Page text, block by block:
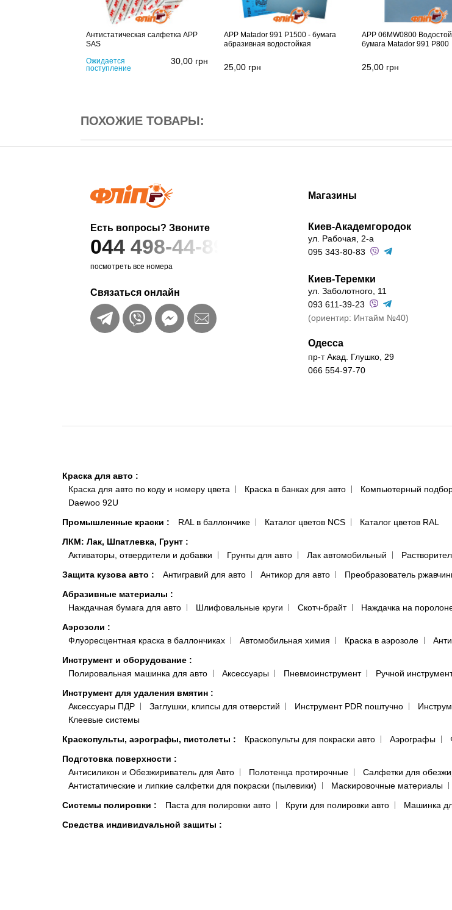
Антистатическая салфетка APP
SAS
Ожидается
поступление
30,00 грн
APP Matador 991 P1500 - бумага
абразивная водостойкая
25,00 грн
APP 06MW0800
бумага Matador 991 P800
25,00 грн
ПОХОЖИЕ ТОВАРЫ:
Есть вопросы? Звоните
044 498-44-89
посмотреть все номера
Связаться онлайн
Магазины
Киев-Академгородок
ул. Рабочая, 2-а
095 343-80-83
Киев-Теремки
ул. Заболотного, 11
093 611-39-23
(ориентир: Интайм №40)
Одесса
пр-т Акад. Глушко, 29
066 554-97-70
Краска для авто :
Краска для авто по коду и номеру цвета
Краска в банках для авто Компьютерный
Daewoo 92U
Промышленные краски : RAL в баллончике Каталог цветов NCS
Каталог цветов RAL
ЛКМ: Лак, Шпатлевка, Грунт :
Активаторы, отвердители и добавки
Грунты для авто Лак автомобильный
Защита кузова авто : Антигравий для авто Антикор для авто Преобразователь
Абразивные материалы :
Наждачная бумага для авто
Шлифовальные круги Скотч-брайт Наждачка на
Аэрозоли :
Флуоресцентная краска в баллончиках
Автомобильная химия Краска в аэрозоле
Инструмент и оборудование :
Полировальная машинка для авто
Аксессуары Пневмоинструмент Ручной
Инструмент для удаления вмятин :
Аксессуары ПДР
Заглушки, клипсы для отверстий Инструмент PDR поштучно
Клеевые системы
Краскопульты, аэрографы, пистолеты : Краскопульты для покраски авто Аэрографы
Подготовка поверхности :
Антисиликон и Обезжириватель для Авто
Полотенца протирочные
Салфетки для
Антистатические и липкие салфетки для покраски (пылевики)
Маскировочные материалы
Системы полировки : Паста для полировки авто Круги для полировки авто Машинка
Средства индивидуальной защиты :